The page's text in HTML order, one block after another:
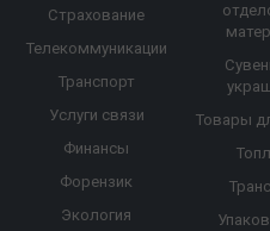
Страхование
Телекоммуникации
Транспорт
Услуги связи
Финансы
Форензик
Экология
Товары